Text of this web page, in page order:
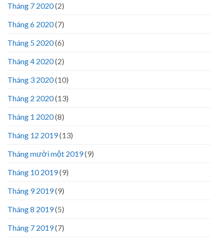
Tháng 7 2020(2)
Tháng 6 2020(7)
Tháng 5 2020(6)
Tháng 4 2020(2)
Tháng 3 2020(10)
Tháng 2 2020(13)
Tháng 1 2020(8)
Tháng 12 2019(13)
Tháng mười một 2019(9)
Tháng 10 2019(9)
Tháng 9 2019(9)
Tháng 8 2019(5)
Tháng 7 2019(7)